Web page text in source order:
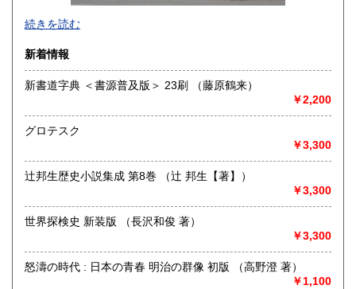
はじめまして、株式会社Wit tech 古書Upproと申します。読
み方は【カブシキガイシャ ウイットテック】 【コショ
アプロ】です。どうぞよろしくお願いいたします。
続きを読む
新着情報
新書道字典 ＜書源普及版＞ 23刷 （藤原鶴来）
￥2,200
グロテスク
￥3,300
辻邦生歴史小説集成 第8巻 （辻 邦生【著】）
￥3,300
世界探検史 新装版 （長沢和俊 著）
￥3,300
怒濤の時代 : 日本の青春 明治の群像 初版 （高野澄 著）
￥1,100